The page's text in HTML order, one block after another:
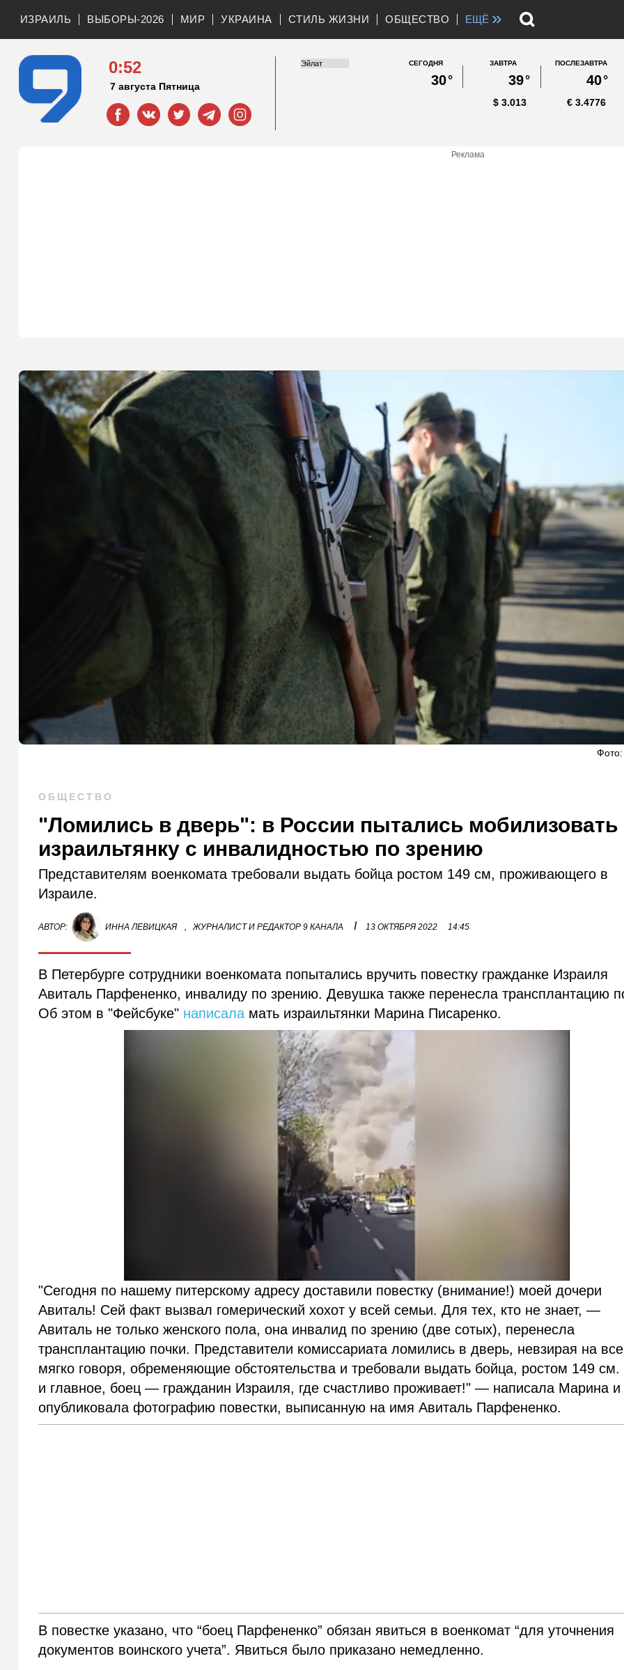
ИЗРАИЛЬ ВЫБОРЫ-2026 МИР УКРАИНА СТИЛЬ ЖИЗНИ ОБЩЕСТВО ЕЩЁ »
0:52
7 августа Пятница
СЕГОДНЯ
30°
ЗАВТРА
39°
ПОСЛЕЗАВТРА
40°
3.013
$ 3.4776
€
Реклама
Фото:
ОБЩЕСТВО
"Ломились в дверь": в России пытались мобилизовать
израильтянку с инвалидностью по зрению
Представителям военкомата требовали выдать бойца ростом 149 см, проживающего в
Израиле.
АВТОР: ИННА ЛЕВИЦКАЯ , ЖУРНАЛИСТ И РЕДАКТОР 9 КАНАЛА I 13 ОКТЯБРЯ 2022 14:45
В Петербурге сотрудники военкомата попытались вручить повестку гражданке Израиля
Авиталь Парфененко, инвалиду по зрению. Девушка также перенесла трансплантацию
Об этом в "Фейсбуке" написала мать израильтянки Марина Писаренко.
"Сегодня по нашему питерскому адресу доставили повестку (внимание!) моей дочери
Авиталь! Сей факт вызвал гомерический хохот у всей семьи. Для тех, кто не знает, —
Авиталь не только женского пола, она инвалид по зрению (две сотых), перенесла
трансплантацию почки. Представители комиссариата ломились в дверь, невзирая на
мягко говоря, обременяющие обстоятельства и требовали выдать бойца, ростом 149
и главное, боец — гражданин Израиля, где счастливо проживает!" — написала Марина и
опубликовала фотографию повестки, выписанную на имя Авиталь Парфененко.
В повестке указано, что “боец Парфененко” обязан явиться в военкомат “для уточнения
документов воинского учета”. Явиться было приказано немедленно.